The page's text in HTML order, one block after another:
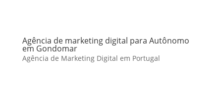
Agência de marketing digital para Autônomo
em Gondomar
Agência de Marketing Digital em Portugal